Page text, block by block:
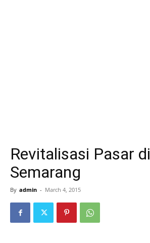
Revitalisasi Pasar di
Semarang
By admin - March 4, 2015